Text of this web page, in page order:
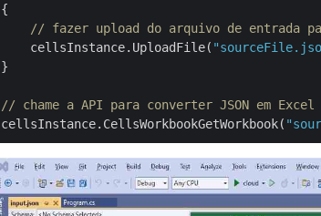
{
// fazer upload do arquivo de entrada
    cellsInstance.UploadFile(
}
// chame a API para converter JSON em
cellsInstance.CellsWorkbookGetWorkbook(